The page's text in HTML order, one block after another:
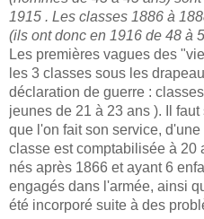
1915 . Les classes 1886 à
(ils ont donc en 1916 de 48 à
Les premières vagues des
les 3 classes sous les
déclaration de guerre :
jeunes de 21 à 23 ans ). Il
que l'on fait son service,
classe est comptabilisée à 20
nés après 1866 et ayant 6
engagés dans l'armée, ainsi
été incorporé suite à des